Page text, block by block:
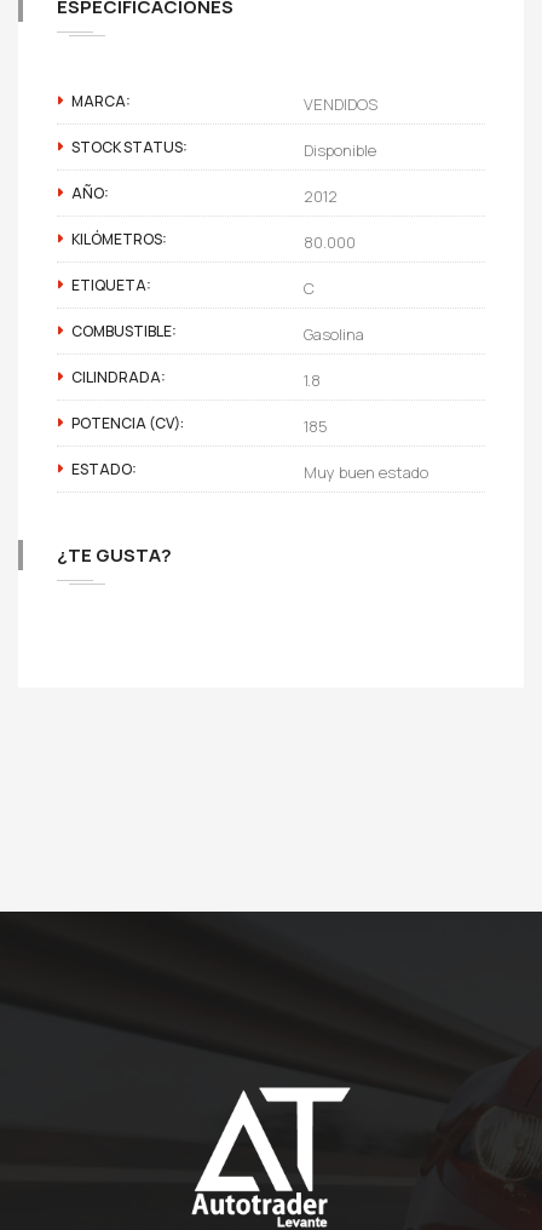
ESPECIFICACIONES
MARCA: VENDIDOS
STOCK STATUS: Disponible
AÑO: 2012
KILÓMETROS: 80.000
ETIQUETA: C
COMBUSTIBLE: Gasolina
CILINDRADA: 1.8
POTENCIA (CV): 185
ESTADO: Muy buen estado
¿TE GUSTA?